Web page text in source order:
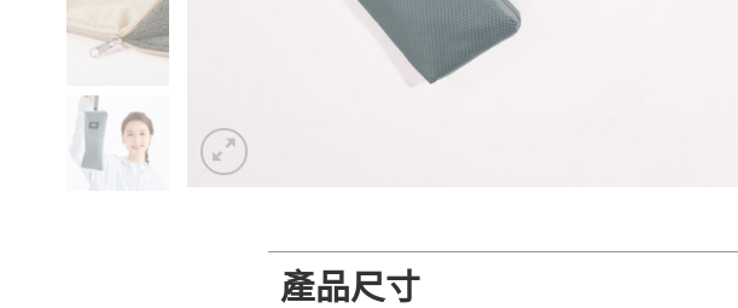
產品尺寸